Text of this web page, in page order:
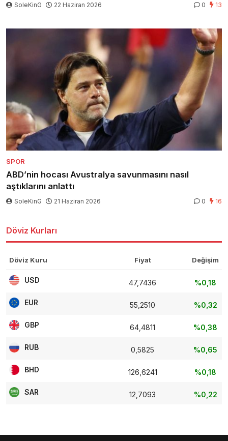
SoleKinG 22 Haziran 2026 0 13
SPOR
ABD’nin hocası Avustralya savunmasını nasıl
aştıklarını anlattı
SoleKinG 21 Haziran 2026 0 16
Döviz Kurları
Döviz Kuru Fiyat Değişim
USD 47,7436 %0,18
EUR 55,2510 %0,32
GBP 64,4811 %0,38
RUB 0,5825 %0,65
BHD 126,6241 %0,18
SAR 12,7093 %0,22